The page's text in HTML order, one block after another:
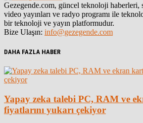
Gezegende.com, güncel teknoloji haberleri,
video yayınları ve radyo programı ile
bir teknoloji ve yayın platformudur.
Bize Ulaşın: info@gezegende.com
DAHA FAZLA HABER
Yapay zeka talebi PC, RAM ve
fiyatlarını yukarı çekiyor